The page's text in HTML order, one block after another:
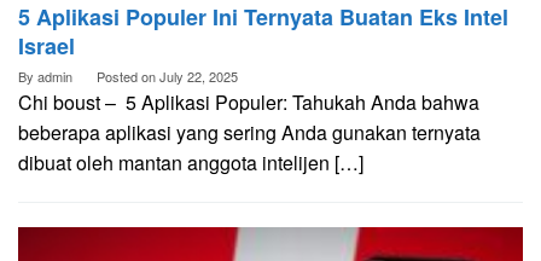
5 Aplikasi Populer Ini Ternyata Buatan Eks Intel
Israel
By admin Posted onJuly 22, 2025
Chi boust – 5 Aplikasi Populer: Tahukah Anda bahwa
beberapa aplikasi yang sering Anda gunakan ternyata
dibuat oleh mantan anggota intelijen […]